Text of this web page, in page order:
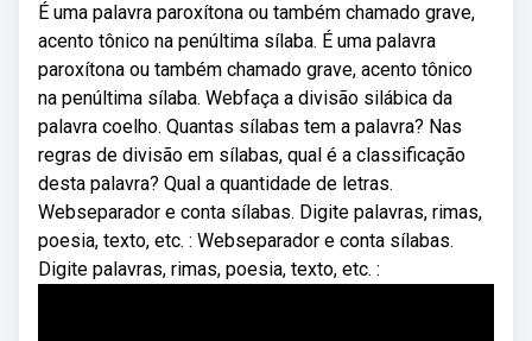
É uma palavra paroxítona ou também chamado grave,
acento tônico na penúltima sílaba. É uma palavra
paroxítona ou também chamado grave, acento tônico
na penúltima sílaba. Webfaça a divisão silábica da
palavra coelho. Quantas sílabas tem a palavra? Nas
regras de divisão em sílabas, qual é a classificação
desta palavra? Qual a quantidade de letras.
Webseparador e conta sílabas. Digite palavras, rimas,
poesia, texto, etc. : Webseparador e conta sílabas.
Digite palavras, rimas, poesia, texto, etc. :